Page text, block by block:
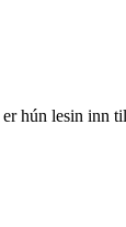
hún lesin inn